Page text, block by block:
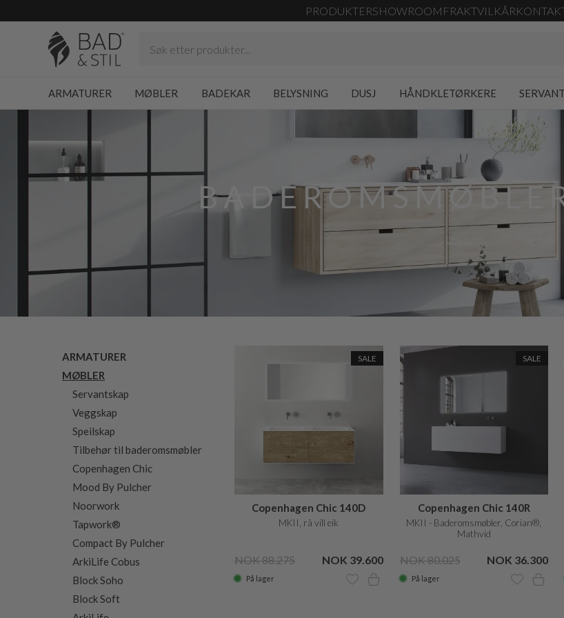
PRODUKTERSHOWROOM FRAKTVILKÅR
ARMATURER MØBLER BADEKAR BELYSNING DUSJ HÅNDKLETØRKERE
ARMATURER
MØBLER
Servantskap
Veggskap
Speilskap
Tilbehør til baderomsmøbler
Copenhagen Chic
Mood By Pulcher
Noorwork
Tapwork®
Compact By Pulcher
ArkiLife Cobus
Block Soho
Block Soft
SALE
Copenhagen Chic 140D
MKII, rå vill eik
NOK 88.275 NOK 39.600
På lager
SALE
Copenhagen Chic 140R
MKII - Baderomsmøbler, Corian®,
Mathvid
NOK 80.025 NOK 36.300
På lager